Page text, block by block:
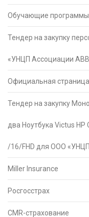
Обучающие программы
Тендер на закупку
«УНЦП Ассоциации
Официальная
Тендер на закупку
два Ноутбука Victus
/16/FHD для ООО
Miller Insurance
Росгосстрах
CMR-страхование